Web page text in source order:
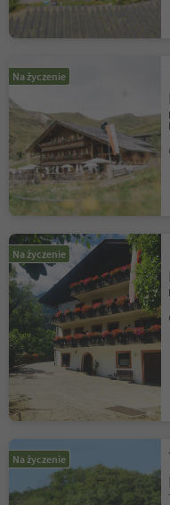
Na życzenie
Na życzenie
Na życzenie